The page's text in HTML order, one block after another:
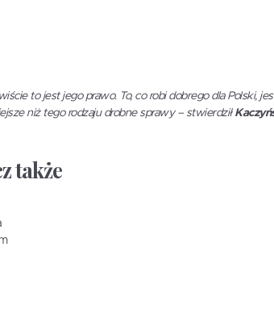
to jest jego prawo. To, co robi dobrego dla Polski,
niż tego rodzaju drobne sprawy – stwierdził
także